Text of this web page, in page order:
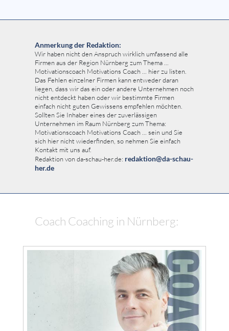
Anmerkung der Redaktion:
Wir haben nicht den Anspruch wirklich umfassend alle
Firmen aus der Region Nürnberg zum Thema ...
Motivationscoach Motivations Coach ... hier zu listen.
Das Fehlen einzelner Firmen kann entweder daran
liegen, dass wir das ein oder andere Unternehmen noch
nicht entdeckt haben oder wir bestimmte Firmen
einfach nicht guten Gewissens empfehlen möchten.
Sollten Sie Inhaber eines der zuverlässigen
Unternehmen im Raum Nürnberg zum Thema:
Motivationscoach Motivations Coach ... sein und Sie
sich hier nicht wiederfinden, so nehmen Sie einfach
Kontakt mit uns auf.
Redaktion von da-schau-her.de: redaktion@da-schau-
her.de
Coach Coaching in Nürnberg: